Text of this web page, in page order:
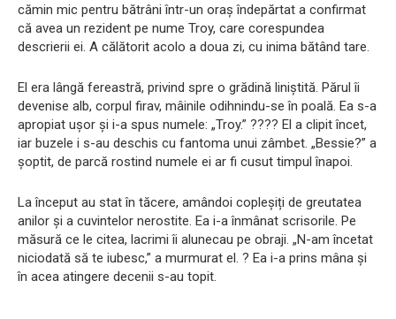
cămin mic pentru bătrâni într-un oraș îndepărtat a confirmat
că avea un rezident pe nume Troy, care corespundea
descrierii ei. A călătorit acolo a doua zi, cu inima bătând tare.
El era lângă fereastră, privind spre o grădină liniștită. Părul îi
devenise alb, corpul firav, mâinile odihnindu-se în poală. Ea s-a
apropiat ușor și i-a spus numele: „Troy.” ???? El a clipit încet,
iar buzele i s-au deschis cu fantoma unui zâmbet. „Bessie?” a
șoptit, de parcă rostind numele ei ar fi cusut timpul înapoi.
La început au stat în tăcere, amândoi copleșiți de greutatea
anilor și a cuvintelor nerostite. Ea i-a înmânat scrisorile. Pe
măsură ce le citea, lacrimi îi alunecau pe obraji. „N-am încetat
niciodată să te iubesc,” a murmurat el. ? Ea i-a prins mâna și
în acea atingere decenii s-au topit.